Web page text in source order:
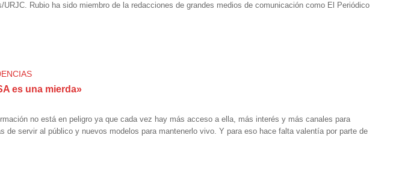
Rubio ha sido miembro de la redacciones de grandes medios de comunicación como El Periódico
es una mierda»
no está en peligro ya que cada vez hay más acceso a ella, más interés y más canales para
de servir al público y nuevos modelos para mantenerlo vivo. Y para eso hace falta valentía por parte de